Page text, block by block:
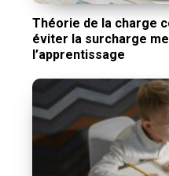
Théorie de la charge
éviter la surcharge
l’apprentissage